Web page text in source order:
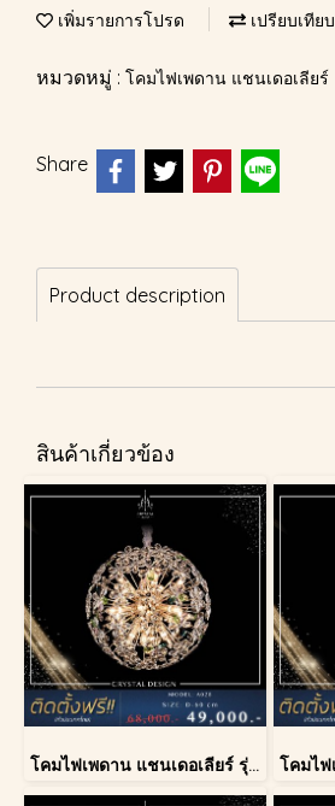
เพิ่มรายการโปรด เปรียบเทียบ
หมวดหมู่ : โคมไฟเพดาน แชนเดอเลียร์
Share
Product description
สินค้าเกี่ยวข้อง
โคมไฟเพดาน แชนเดอเลียร์ รุ่น A028-D60